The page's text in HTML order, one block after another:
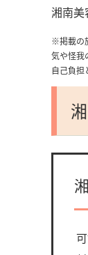
湘南美
※掲載の
気や怪我
自己負担